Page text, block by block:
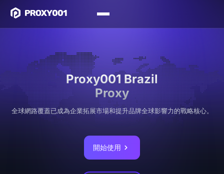
Proxy001 Brazil
Proxy
全球網路覆蓋已成為企業拓展市場和提升品牌全球影響力的戰略核心。
開始使用